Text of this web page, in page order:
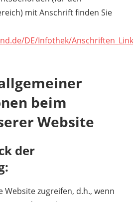
mit Anschrift finden Sie
DE/Infothek/
beim
Website
der
Website zugreifen, d.h., wenn